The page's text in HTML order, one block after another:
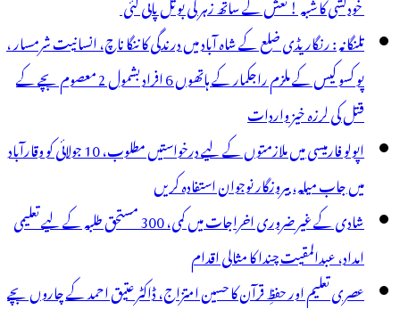
تلنگانہ : رنگاریڈی ضلع کے شاہ آباد میں درندگی کا ننگا ناچ، انسانیت شرمسار ،
پو کسو کیس کے ملزم راجکمار کے ہاتھوں 6 افراد بشمول 2 معصوم بچے کے
قتل کی لرزہ خیز واردات
اپولو فارمیسی میں ملازمتوں کے لیے درخواستیں مطلوب، 10 جولائی کو وقارآباد
میں جاب میلہ، بیروزگار نوجوان استفادہ کریں
شادی کے غیر ضروری اخراجات میں کمی، 300 مستحق طلبہ کے لیے تعلیمی
امداد، عبدالمقیت چندا کا مثالی اقدام
عصری تعلیم اور حفظِ قرآن کا حسین امتزاج، ڈاکٹر عتیق احمد کے چاروں بچے